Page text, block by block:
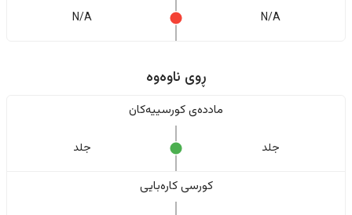
N/A
N/A
ڕوی ناوەوە
ماددەی کورسییەکان
جلد جلد
کورسی کارەبایی